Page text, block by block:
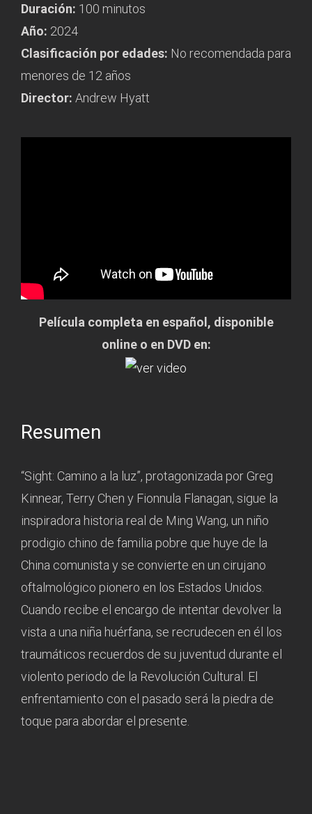
Duración: 100 minutos
Año: 2024
Clasificación por edades: No recomendada para
menores de 12 años
Director: Andrew Hyatt
Película completa en español, disponible
online o en DVD en:
Resumen
“Sight: Camino a la luz”, protagonizada por Greg
Kinnear, Terry Chen y Fionnula Flanagan, sigue la
inspiradora historia real de Ming Wang, un niño
prodigio chino de familia pobre que huye de la
China comunista y se convierte en un cirujano
oftalmológico pionero en los Estados Unidos.
Cuando recibe el encargo de intentar devolver la
vista a una niña huérfana, se recrudecen en él los
traumáticos recuerdos de su juventud durante el
violento periodo de la Revolución Cultural. El
enfrentamiento con el pasado será la piedra de
toque para abordar el presente.